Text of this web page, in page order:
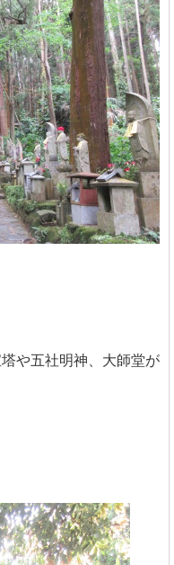
や五社明神、大師堂が